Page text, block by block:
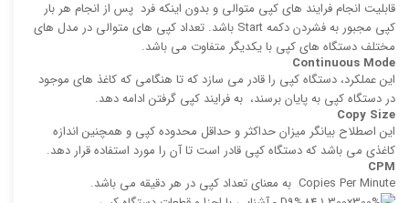
قابلیت انجام فرایند های كپی‌ متوالی و بدون اینكه فرد پس از انجام هر بار
كپی مجبور به فشردن دكمه Start باشد. تعداد كپی‌ های متوالی در مدل های
مختلف دستگاه های کپی با یکدیگر متفاوت می باشد.
Continuous Mode
این عملکرد، دستگاه کپی را قادر می ‌سازد که تا هنگامی كه كاغذ های موجود
در دستگاه کپی به پایان برسند، به فرایند كپی گرفتن ادامه دهد.
Copy Size
این اصطلاح بیانگر میزان حداكثر و حداقل محدوده كپی و همچنین اندازه
كاغذی می باشد كه دستگاه كپی قادر است تا آن را مورد استفاده قرار دهد.
CPM
‍Copies Per Minute به معنای تعداد كپی در هر دقیقه می باشد.